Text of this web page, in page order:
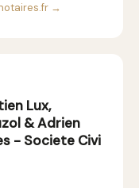
→
Lux,
& Adrien
- Societe Civi